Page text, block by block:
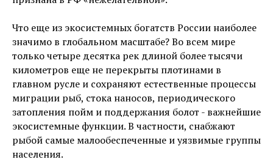
Что еще из экосистемных богатств России наиболее
значимо в глобальном масштабе? Во всем мире
только четыре десятка рек длиной более тысячи
километров еще не перекрыты плотинами в
главном русле и сохраняют естественные процессы
миграции рыб, стока наносов, периодического
затопления пойм и поддержания болот - важнейшие
экосистемные функции. В частности, снабжают
рыбой самые малообеспеченные и уязвимые группы
населения.